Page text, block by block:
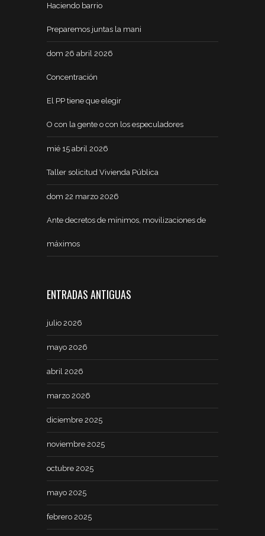
Haciendo barrio
Preparemos juntas la mani
dom 26 abril 2026
Concentración
El PP tiene que elegir
O con la gente o con los especuladores
mié 15 abril 2026
Taller solicitud Vivienda Pública
dom 22 marzo 2026
Ante decretos de mínimos, movilizaciones de
máximos
ENTRADAS ANTIGUAS
julio 2026
mayo 2026
abril 2026
marzo 2026
diciembre 2025
noviembre 2025
octubre 2025
mayo 2025
febrero 2025